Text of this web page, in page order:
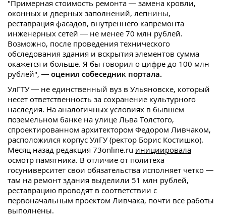
"Примерная стоимость ремонта — замена кровли,
оконных и дверных заполнений, лепнины,
реставрация фасадов, внутреннего капремонта
инженерных сетей — не менее 70 млн рублей.
Возможно, после проведения технического
обследования здания и вскрытия элементов сумма
окажется и больше. Я бы говорил о цифре до 100 млн
рублей", — оценил собеседник портала.
УлГТУ — не единственный вуз в Ульяновске, который
несет ответственность за сохранение культурного
наследия. На аналогичных условиях в бывшем
поземельном банке на улице Льва Толстого,
спроектированном архитектором Федором Ливчаком,
расположился корпус УлГУ (ректор Борис Костишко).
Месяц назад редакция 73online.ru инициировала
осмотр памятника. В отличие от политеха
госуниверситет свои обязательства исполняет четко —
там на ремонт здания выделили 51 млн рублей,
реставрацию проводят в соответствии с
первоначальным проектом Ливчака, почти все работы
выполнены.